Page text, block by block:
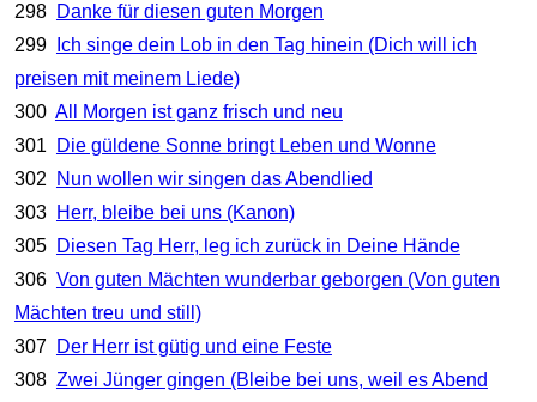
298 Danke für diesen guten Morgen
299
Ich singe dein Lob in den Tag hinein (Dich will ich
preisen mit meinem Liede)
300 All Morgen ist ganz frisch und neu
301
Die güldene Sonne bringt Leben und Wonne
302
Nun wollen wir singen das Abendlied
303 Herr, bleibe bei uns (Kanon)
305 Diesen Tag Herr, leg ich zurück in Deine Hände
306 Von guten Mächten wunderbar geborgen (Von guten
Mächten treu und still)
307 Der Herr ist gütig und eine Feste
308 Zwei Jünger gingen (Bleibe bei uns, weil es Abend